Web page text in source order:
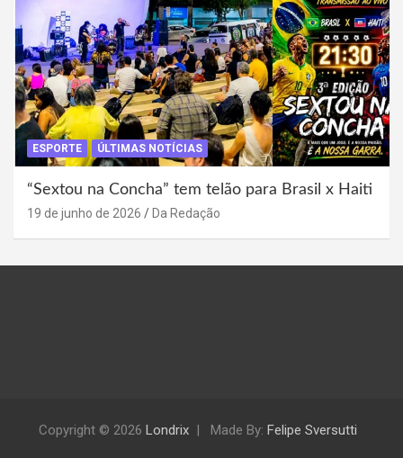
ESPORTE ÚLTIMAS NOTÍCIAS
“Sextou na Concha” tem telão para Brasil x Haiti
19 de junho de 2026 Da Redação
Copyright © 2026 Londrix Made By: Felipe Sversutti